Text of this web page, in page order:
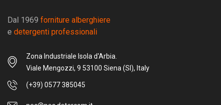
Dal 1969 forniture alberghiere
e detergenti professionali
Zona Industriale Isola d'Arbia.
Viale Mengozzi, 9 53100 Siena (SI), Italy
(+39) 0577 385045